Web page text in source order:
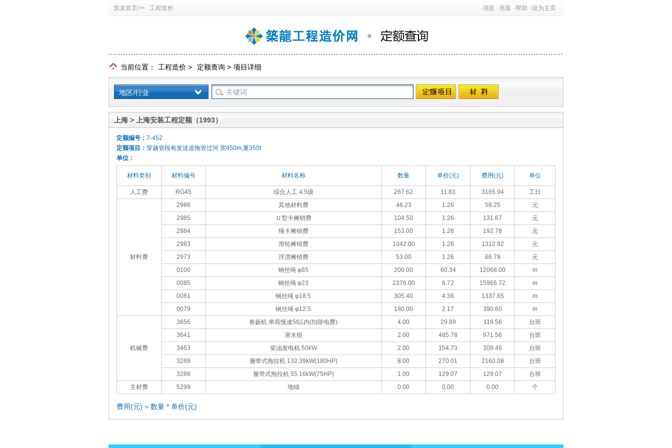
筑龙首页>> 工程造价 ·消息 ·充值 ·帮助 ·设为主页
当前位置： 工程造价 > 定额查询 > 项目详细
地区/行业
上海 > 上海安装工程定额（1993）
定额编号： 7-452
定额项目： 穿越管段有发送道拖管过河 宽450m,重350t
单位：
材料类别 材料编号 材料名称 数量 单价(元) 费用(元) 单位
人工费 RG45 综合人工 4.5级 267.62 11.83 3165.94 工日
材料费
2986 其他材料费 46.23 1.26 58.25
元
2985
Ｕ型卡摊销费 104.50 1.26 131.67
元
2984
绳卡摊销费 153.00 1.26 192.78
元
2983
滑轮摊销费 1042.00 1.26 1312.92
元
2973
浮漂摊销费 53.00 1.26 66.78
元
0100
钢丝绳 φ65 200.00 60.34 12068.00
m
0085
钢丝绳 φ23 2376.00 6.72 15966.72
m
0081
钢丝绳 φ18.5 305.40 4.38 1337.65
m
0079
钢丝绳 φ12.5 180.00 2.17 390.60 m
机械费
3656 卷扬机 单筒慢速5t以内(扣除电费) 4.00 29.89 119.56
台班
3641
潜水组 2.00 485.78 971.56
台班
3463
柴油发电机 50kW 2.00 154.73 309.46
台班
3289
履带式拖拉机 132.39kW(180HP) 8.00 270.01 2160.08
台班
3286
履带式拖拉机 55.16kW(75HP) 1.00 129.07 129.07
台班
主材费
5299 地锚 0.00 0.00 0.00 个
费用(元) = 数量 * 单价(元)